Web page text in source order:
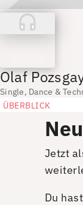
Olaf
Single, Dance &
ÜBERBLICK
Jetzt
Du